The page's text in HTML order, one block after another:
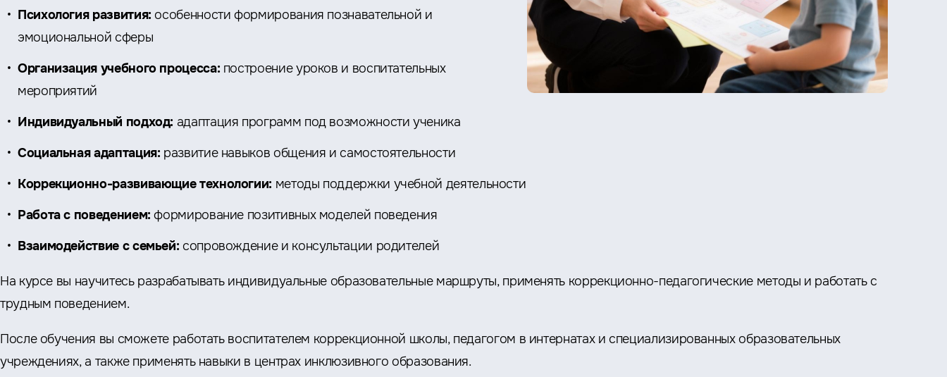
Психология развития: особенности формирования познавательной и
эмоциональной сферы
Организация учебного процесса: построение уроков и воспитательных
мероприятий
Индивидуальный подход: адаптация программ под возможности ученика
Социальная адаптация: развитие навыков общения и самостоятельности
Коррекционно-развивающие технологии: методы поддержки учебной деятельности
Работа с поведением: формирование позитивных моделей поведения
Взаимодействие с семьей: сопровождение и консультации родителей
На курсе вы научитесь разрабатывать индивидуальные образовательные маршруты, применять коррекционно-педагогические методы и работать с
трудным поведением.
После обучения вы сможете работать воспитателем коррекционной школы, педагогом в интернатах и специализированных образовательных
учреждениях, а также применять навыки в центрах инклюзивного образования.